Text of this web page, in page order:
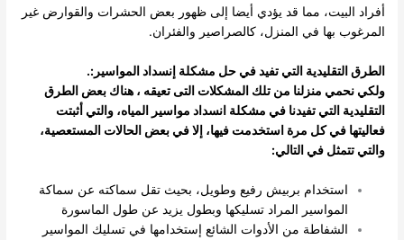
أفراد البيت، مما قد يؤدي أيضا إلى ظهور بعض الحشرات والقوارض غير
المرغوب بها في المنزل، كالصراصير والفئران.
الطرق التقليدية التي تفيد في حل مشكلة إنسداد المواسير:.
ولكي نحمي منزلنا من تلك المشكلات التى تعيقه ، هناك بعض الطرق
التقليدية التي تفيدنا في مشكلة انسداد مواسير المياه، والتي أثبتت
فعاليتها في كل مرة استخدمت فيها، إلا في بعض الحالات المستعصية،
والتي تتمثل في التالي:
استخدام بربيش رفيع وطويل، بحيث تقل سماكته عن سماكة
المواسير المراد تسليكها وبطول يزيد عن طول الماسورة
الشفاطة من الأدوات الشائع إستخدامها في تسليك المواسير